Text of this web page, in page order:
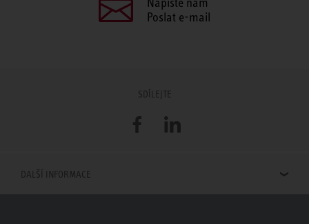
Poslat e-mail
SDÍLEJTE
FacebookLinkedIn
DALŠÍ INFORMACE